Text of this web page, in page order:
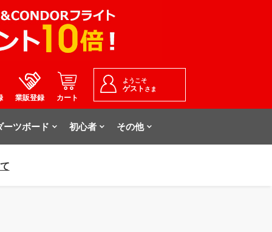
業販登録 カート
ようこそ
ゲスト さま
ーツボード 初心者 その他